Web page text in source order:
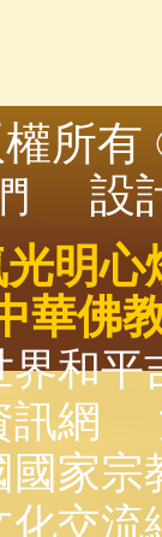
權所
設
明心
華佛
界和平
訊網
國家宗
化交流